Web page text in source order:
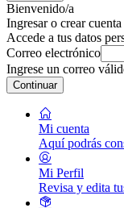
Bienvenido/a
Ingresar o crear cuenta
Accede a tus datos
Correo electrónico
Ingrese un correo
Continuar
Mi cuenta
Aquí podrás
Mi Perfil
Revisa y edita